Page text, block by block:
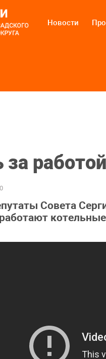
Новости
за
Совета